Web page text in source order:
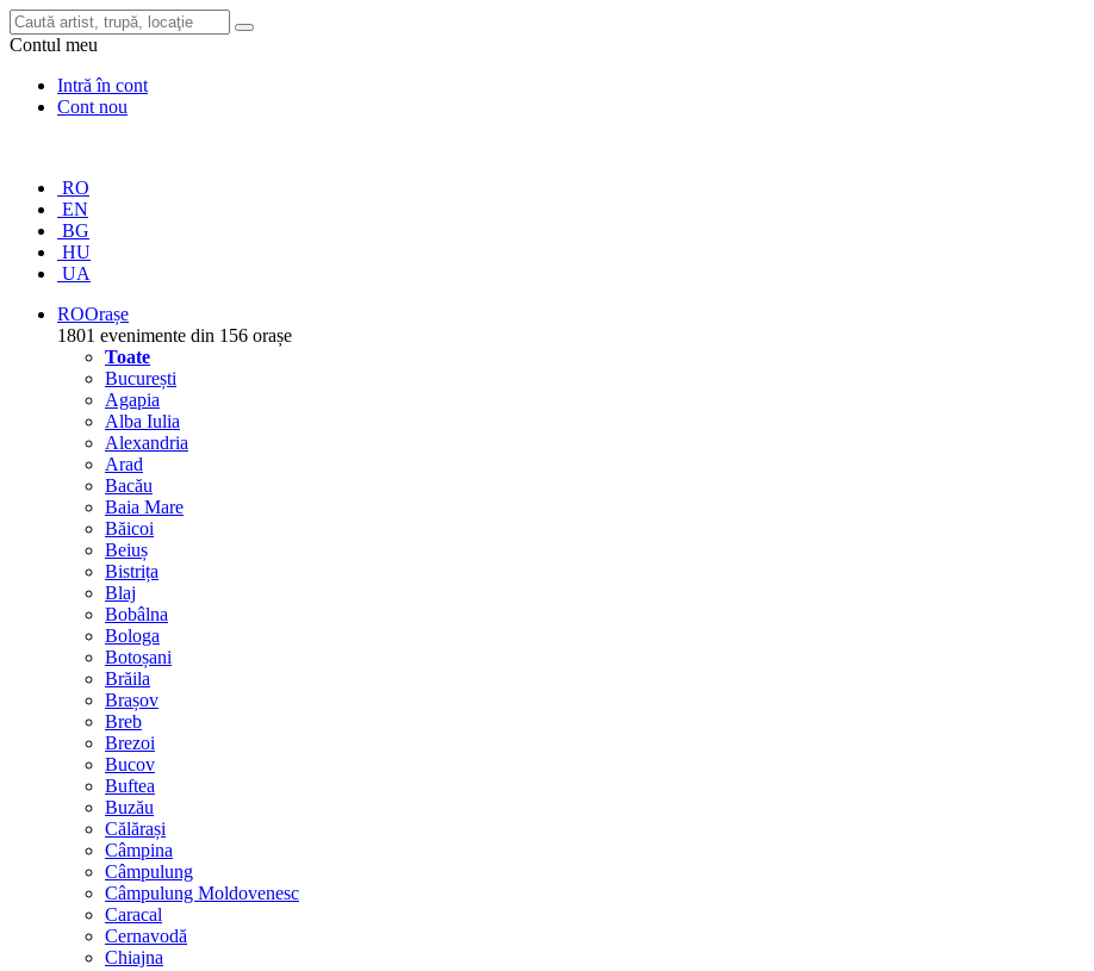
Contul meu
Intră în cont
Cont nou
RO
EN
BG
HU
UA
ROOrașe
1801 evenimente din 156 orașe
Toate
București
Agapia
Alba Iulia
Alexandria
Arad
Bacău
Baia Mare
Băicoi
Beiuș
Bistrița
Blaj
Bobâlna
Bologa
Botoșani
Brăila
Brașov
Breb
Brezoi
Bucov
Buftea
Buzău
Călărași
Câmpina
Câmpulung
Câmpulung Moldovenesc
Caracal
Cernavodă
Chiajna